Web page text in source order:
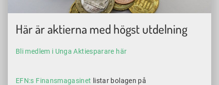
Här är aktierna med högst utdelning
Bli medlem i Unga Aktiesparare här
EFN:s Finansmagasinet listar bolagen på